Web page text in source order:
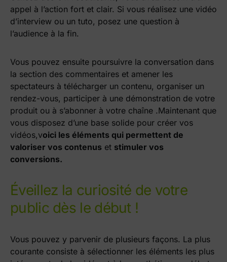
appel à l’action fort et clair. Si vous réalisez une vidéo
d’interview ou un tuto, posez une question à
l’audience à la fin.
Vous pouvez ensuite poursuivre la conversation dans
la section des commentaires et amener les
spectateurs à télécharger un contenu, organiser un
rendez-vous, participer à une démonstration de votre
produit ou à s’abonner à votre chaîne .Maintenant que
vous disposez d’une base solide pour créer vos
vidéos,voici les éléments qui permettent de
valoriser vos contenus et stimuler vos
conversions.
Éveillez la curiosité de votre
public dès le début !
Vous pouvez y parvenir de plusieurs façons. La plus
courante consiste à sélectionner les éléments les plus